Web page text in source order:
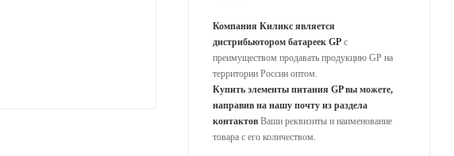
Компания Киликс является
дистрибьютором батареек GP с
преимуществом продавать продукцию GP на
территории России оптом.
Купить элементы питания GP вы можете,
направив на нашу почту из раздела
контактов Ваши реквизиты и наименование
товара с его количеством.